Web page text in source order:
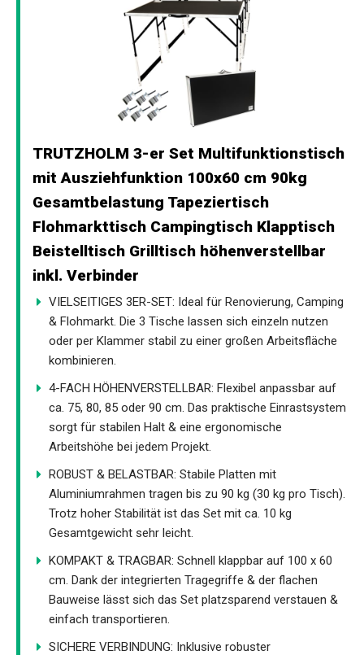
TRUTZHOLM 3-er Set Multifunktionstisch
mit Ausziehfunktion 100x60 cm 90kg
Gesamtbelastung Tapeziertisch
Flohmarkttisch Campingtisch Klapptisch
Beistelltisch Grilltisch höhenverstellbar
inkl. Verbinder
VIELSEITIGES 3ER-SET: Ideal für Renovierung, Camping
& Flohmarkt. Die 3 Tische lassen sich einzeln nutzen
oder per Klammer stabil zu einer großen Arbeitsfläche
kombinieren.
4-FACH HÖHENVERSTELLBAR: Flexibel anpassbar auf
ca. 75, 80, 85 oder 90 cm. Das praktische Einrastsystem
sorgt für stabilen Halt & eine ergonomische
Arbeitshöhe bei jedem Projekt.
ROBUST & BELASTBAR: Stabile Platten mit
Aluminiumrahmen tragen bis zu 90 kg (30 kg pro Tisch).
Trotz hoher Stabilität ist das Set mit ca. 10 kg
Gesamtgewicht sehr leicht.
KOMPAKT & TRAGBAR: Schnell klappbar auf 100 x 60
cm. Dank der integrierten Tragegriffe & der flachen
Bauweise lässt sich das Set platzsparend verstauen &
einfach transportieren.
SICHERE VERBINDUNG: Inklusive robuster